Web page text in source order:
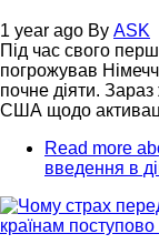
1 year ago By ASK
Під час свого
погрожував
почне діяти.
США щодо
Read more
введення в